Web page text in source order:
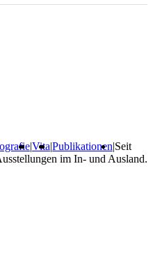
|Vita|Publikationen|Seit
im In- und Ausland.